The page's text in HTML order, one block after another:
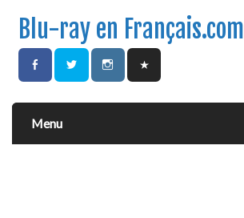
Blu-ray en Français.com
Menu